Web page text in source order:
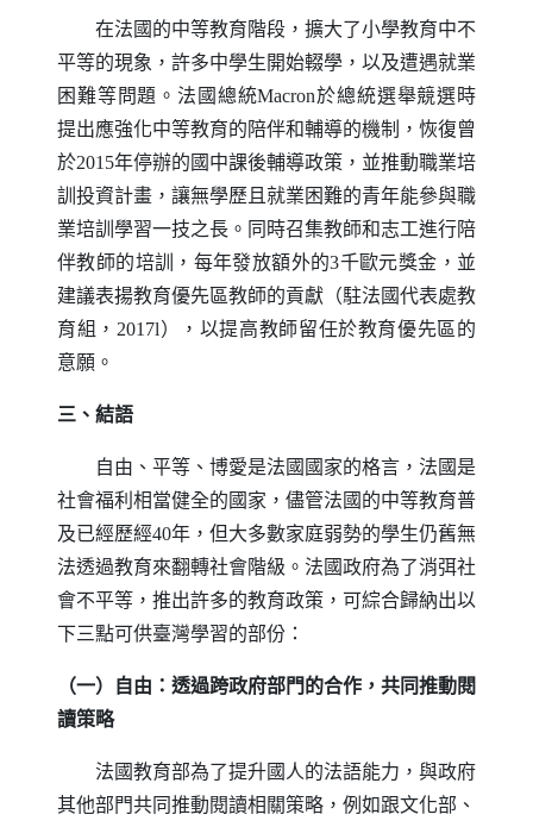
在法國的中等教育階段，擴大了小學教育中不
平等的現象，許多中學生開始輟學，以及遭遇就業
困難等問題。法國總統Macron於總統選舉競選時
提出應強化中等教育的陪伴和輔導的機制，恢復曾
於2015年停辦的國中課後輔導政策，並推動職業培
訓投資計畫，讓無學歷且就業困難的青年能參與職
業培訓學習一技之長。同時召集教師和志工進行陪
伴教師的培訓，每年發放額外的3千歐元獎金，並
建議表揚教育優先區教師的貢獻（駐法國代表處教
育組，2017l），以提高教師留任於教育優先區的
意願。
三、結語
自由、平等、博愛是法國國家的格言，法國是
社會福利相當健全的國家，儘管法國的中等教育普
及已經歷經40年，但大多數家庭弱勢的學生仍舊無
法透過教育來翻轉社會階級。法國政府為了消弭社
會不平等，推出許多的教育政策，可綜合歸納出以
下三點可供臺灣學習的部份：
（一）自由：透過跨政府部門的合作，共同推動閱
讀策略
法國教育部為了提升國人的法語能力，與政府
其他部門共同推動閱讀相關策略，例如跟文化部、